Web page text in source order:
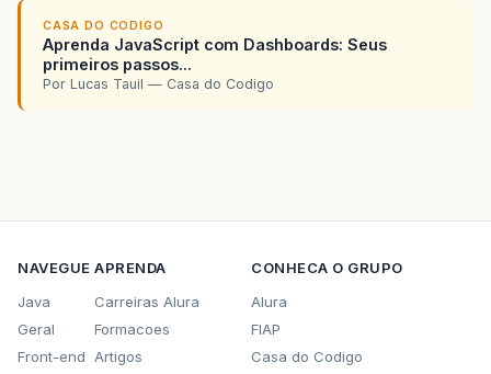
CASA DO CODIGO
Aprenda JavaScript com Dashboards: Seus
primeiros passos...
Por Lucas Tauil — Casa do Codigo
NAVEGUE
Java
Geral
Front-end
APRENDA
Carreiras Alura
Formacoes
Artigos
CONHECA O GRUPO
Alura
FIAP
Casa do Codigo